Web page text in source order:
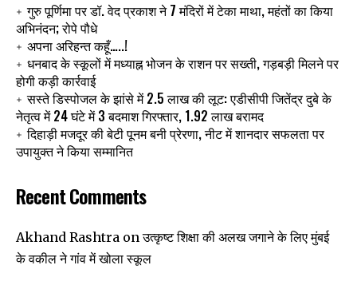
गुरु पूर्णिमा पर डॉ. वेद प्रकाश ने 7 मंदिरों में टेका माथा, महंतों का किया
अभिनंदन; रोपे पौधे
अपना अरिहन्त कहूँ…..!
धनबाद के स्कूलों में मध्याह्न भोजन के राशन पर सख्ती, गड़बड़ी मिलने पर
होगी कड़ी कार्रवाई
सस्ते डिस्पोजल के झांसे में 2.5 लाख की लूट: एडीसीपी जितेंद्र दुबे के
नेतृत्व में 24 घंटे में 3 बदमाश गिरफ्तार, 1.92 लाख बरामद
दिहाड़ी मजदूर की बेटी पूनम बनी प्रेरणा, नीट में शानदार सफलता पर
उपायुक्त ने किया सम्मानित
Recent Comments
Akhand Rashtra onउत्कृष्ट शिक्षा की अलख जगाने के लिए मुंबई
के वकील ने गांव में खोला स्कूल